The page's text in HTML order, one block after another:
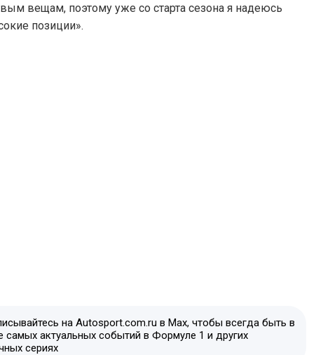
вещам, поэтому уже со старта сезона я надеюсь
позиции».
на Autosport.com.ru в Max, чтобы всегда быть в
самых актуальных событий в Формуле 1 и других
сериях